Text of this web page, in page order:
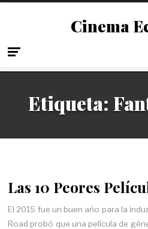
Cinema
Etiqueta:
Las 10 Peores
El 2015 fue un buen año para la
Road probó que una película de